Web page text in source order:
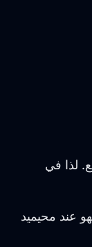
لذا في
عند محيميد